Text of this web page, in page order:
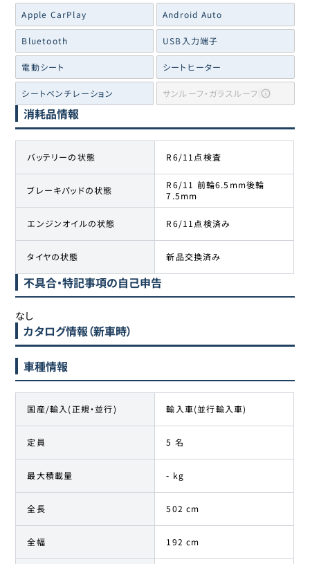
Apple CarPlay Android Auto
Bluetooth USB入力端子
電動シート シートヒーター
シートベンチレーション サンルーフ・ガラスルーフ
消耗品情報
バッテリーの状態 R6/11点検査
ブレーキパッドの状態
R6/11 前輪6.5mm後輪
7.5mm
エンジンオイルの状態 R6/11点検済み
タイヤの状態 新品交換済み
不具合・特記事項の自己申告
なし
カタログ情報（新車時）
車種情報
国産/輸入(正規・並行) 輸入車(並行輸入車)
定員 5 名
最大積載量 - kg
全長 502 cm
全幅 192 cm